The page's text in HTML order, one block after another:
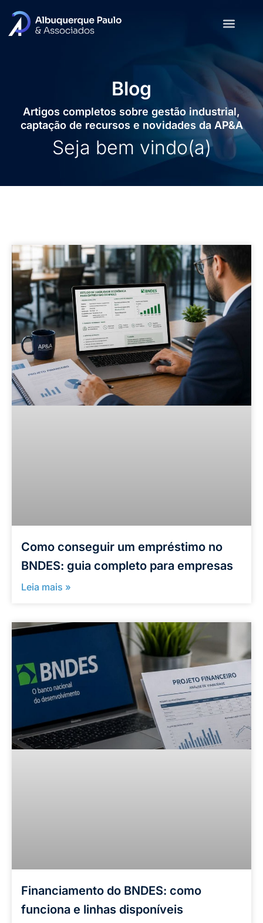
Blog
Artigos completos sobre gestão industrial,
captação de recursos e novidades da AP&A
Seja bem vindo(a)
Como conseguir um empréstimo no
BNDES: guia completo para empresas
Leia mais »
Financiamento do BNDES: como
funciona e linhas disponíveis